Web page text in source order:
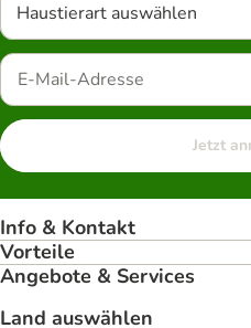
Haustierart auswählen
Jetzt
Info & Kontakt
Vorteile
Angebote & Services
Land auswählen